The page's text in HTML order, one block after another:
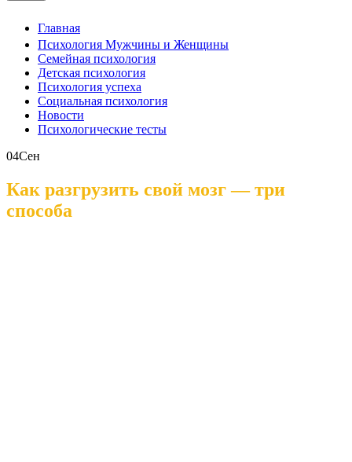
Главная
Психология Мужчины и Женщины
Семейная психология
Детская психология
Психология успеха
Социальная психология
Новости
Психологические тесты
04Сен
Как разгрузить свой мозг — три
способа